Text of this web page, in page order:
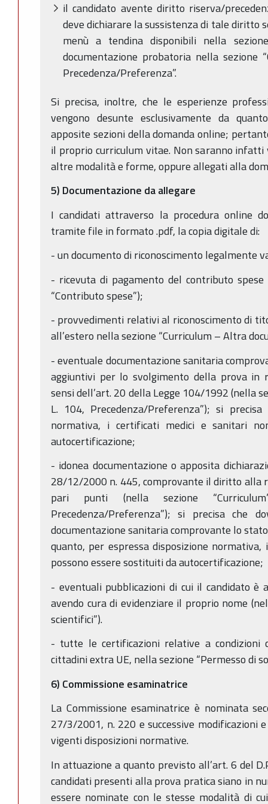
il candidato avente diritto riserva/
deve dichiarare la sussistenza di tale diritto
menù a tendina disponibili nella
documentazione probatoria nella sezione
Precedenza/Preferenza”.
Si precisa, inoltre, che le esperienze
vengono desunte esclusivamente da
apposite sezioni della domanda online;
il proprio curriculum vitae. Non saranno
altre modalità e forme, oppure allegati alla
5) Documentazione da allegare
I candidati attraverso la procedura online
tramite file in formato .pdf, la copia digitale di:
- un documento di riconoscimento legalmente
- ricevuta di pagamento del contributo
“Contributo spese”);
- provvedimenti relativi al riconoscimento di
all’estero nella sezione “Curriculum – Altra
- eventuale documentazione sanitaria
aggiuntivi per lo svolgimento della prova in
sensi dell’art. 20 della Legge 104/1992 (nella
L. 104, Precedenza/Preferenza”); si
normativa, i certificati medici e sanitari
autocertificazione;
- idonea documentazione o apposita
28/12/2000 n. 445, comprovante il diritto alla
pari punti (nella sezione
Precedenza/Preferenza”); si precisa che
documentazione sanitaria comprovante lo
quanto, per espressa disposizione
possono essere sostituiti da autocertificazione;
- eventuali pubblicazioni di cui il candidato è
avendo cura di evidenziare il proprio nome
scientifici”).
- tutte le certificazioni relative a condizioni
cittadini extra UE, nella sezione “Permesso di
6) Commissione esaminatrice
La Commissione esaminatrice è nominata
27/3/2001, n. 220 e successive modificazioni
vigenti disposizioni normative.
In attuazione a quanto previsto all’art. 6 del
candidati presenti alla prova pratica siano in
essere nominate con le stesse modalità di